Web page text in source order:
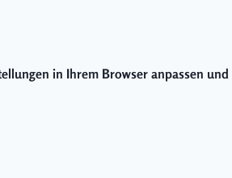
in Ihrem Browser anpassen